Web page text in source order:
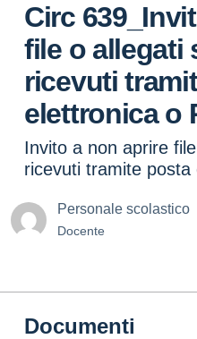
Circ
file o allegati
ricevuti
elettronica o
Invito a non aprire
ricevuti tramite
Personale scolastico
Docente
Documenti